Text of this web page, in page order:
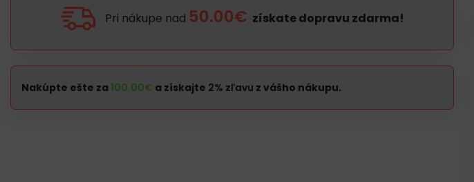
Pri nákupe nad 50.00€ získate dopravu zdarma!
Nakúpte ešte za 100.00€ a získajte 2% zľavu z vášho nákupu.